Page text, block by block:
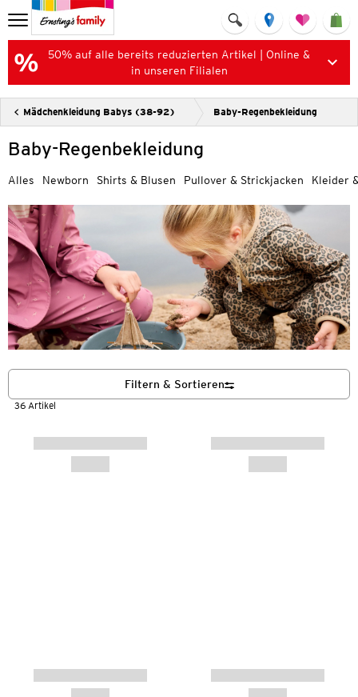
50% auf alle bereits reduzierten Artikel | Online &
in unseren Filialen
Mädchenkleidung Babys (38-92) Baby-Regenbekleidung
Baby-Regenbekleidung
Alles Newborn Shirts & Blusen Pullover & Strickjacken Kleider
36 Artikel
Filtern & Sortieren